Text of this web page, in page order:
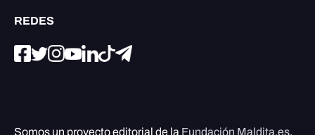
REDES
Somos un proyecto editorial de la Fundación Maldita.es,